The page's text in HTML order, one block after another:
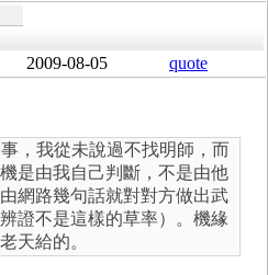
2009-08-05 quote
，我從未說過不找明師，而
是由我自己判斷，不是由他
網路幾句話就對對方做出武
證不是這樣的草率）。機緣
天給的。